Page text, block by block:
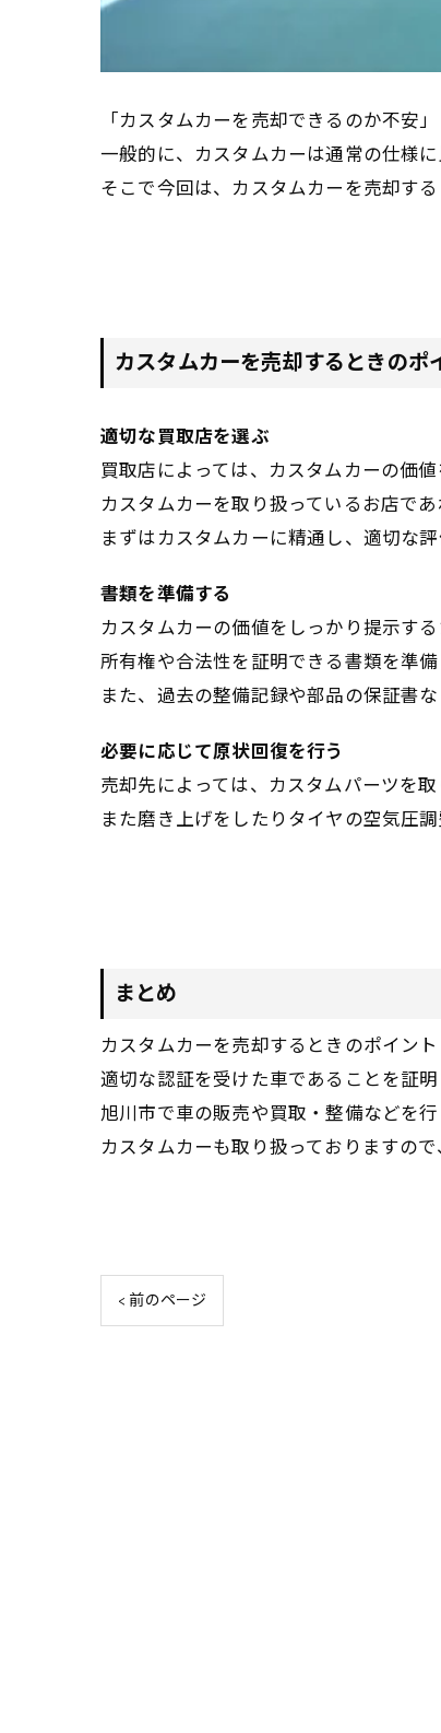
「カスタムカーを売却できるのか不安
一般的に、カスタムカーは通常の仕様
そこで今回は、カスタムカーを売却す
カスタムカーを売却するときのポ
適切な買取店を選ぶ
買取店によっては、カスタムカーの価
カスタムカーを取り扱っているお店で
まずはカスタムカーに精通し、適切な
書類を準備する
カスタムカーの価値をしっかり提示す
所有権や合法性を証明できる書類を準
また、過去の整備記録や部品の保証書
必要に応じて原状回復を行う
売却先によっては、カスタムパーツを
また磨き上げをしたりタイヤの空気圧
まとめ
カスタムカーを売却するときのポイン
適切な認証を受けた車であることを証
旭川市で車の販売や買取・整備などを
カスタムカーも取り扱っておりますの
< 前のページ